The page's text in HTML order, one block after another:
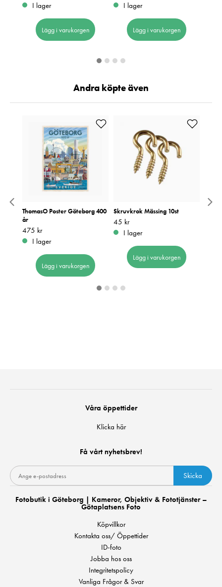
I lager
Lägg i varukorgen
I lager
Lägg i varukorgen
Andra köpte även
ThomasO Poster Göteborg 400
år
Pris: 475 kr
475 kr
I lager
Lägg i varukorgen
Skruvkrok Mässing 10st
Pris :45 kr
45 kr
I lager
Lägg i varukorgen
Våra öppettider
Klicka här
Få vårt nyhetsbrev!
Skicka
Fotobutik i Göteborg | Kameror, Objektiv & Fototjänster –
Götaplatsens Foto
Köpvillkor
Kontakta oss/ Öppettider
ID-foto
Jobba hos oss
Integritetspolicy
Vanliga Frågor & Svar